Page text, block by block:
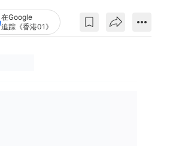
在Google
追踪《香港01》